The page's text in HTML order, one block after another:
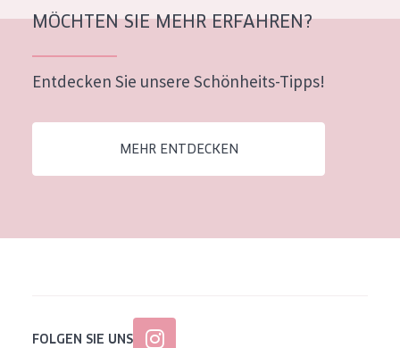
Jedes alter
MÖCHTEN SIE MEHR ERFAHREN?
Entdecken Sie unsere Schönheits-Tipps!
MEHR ENTDECKEN
FOLGEN SIE UNS